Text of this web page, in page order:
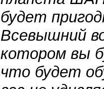
будет
Всевышний
котором вы
что будет